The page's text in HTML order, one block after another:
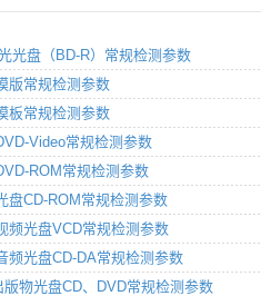
盘（BD-R）常规检测参数
版常规检测参数
板常规检测参数
Video常规检测参数
ROM常规检测参数
CD-ROM常规检测参数
频光盘VCD常规检测参数
光盘CD-DA常规检测参数
物光盘CD、DVD常规检测参数